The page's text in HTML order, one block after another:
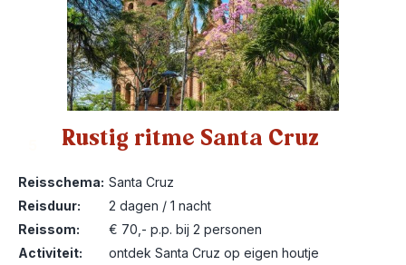
Rustig ritme Santa Cruz
Reisschema: Santa Cruz
Reisduur:
2 dagen / 1 nacht
Reissom:
€ 70,- p.p. bij 2 personen
Activiteit:
ontdek Santa Cruz op eigen houtje